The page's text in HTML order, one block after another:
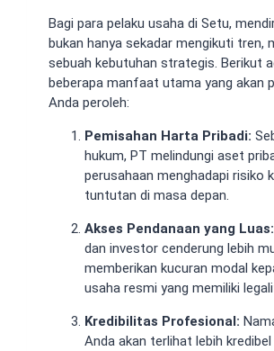
Bagi para pelaku usaha di Setu,
bukan hanya sekadar mengikuti tren,
sebuah kebutuhan strategis. Berikut
beberapa manfaat utama yang akan
Anda peroleh:
Pemisahan Harta Pribadi:
hukum, PT melindungi aset
perusahaan menghadapi risiko
tuntutan di masa depan.
Akses Pendanaan yang Luas:
dan investor cenderung lebih
memberikan kucuran modal
usaha resmi yang memiliki
Kredibilitas Profesional:
Anda akan terlihat lebih